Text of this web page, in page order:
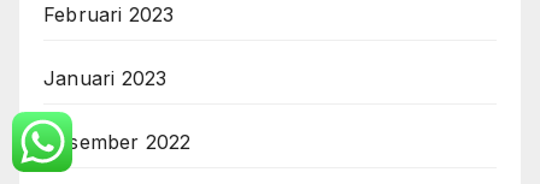
Februari 2023
Januari 2023
Desember 2022